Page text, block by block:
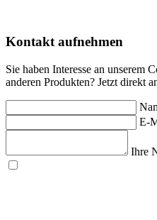
Kontakt aufnehmen
Sie haben Interesse an unserem
anderen Produkten? Jetzt direkt
E-
Ihre